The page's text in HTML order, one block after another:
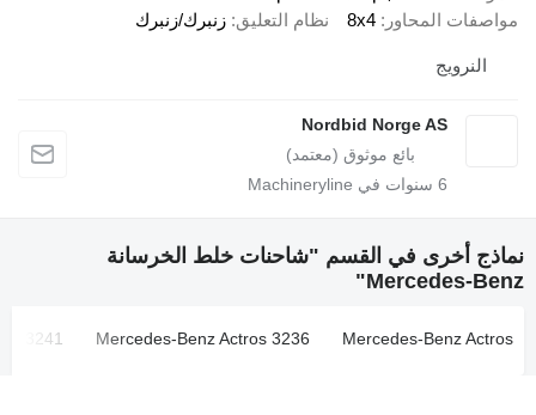
مواصفات المحاور
8x4 نظام التعليق زنبرك/زنبرك
النرويج
Nordbid Norge AS
6 سنوات في Machineryline
نماذج أخرى في القسم "شاحنات خلط الخرسانة
Mercedes-Benz"
Mercedes-Benz Actros
Mercedes-Benz Actros 3236
3241